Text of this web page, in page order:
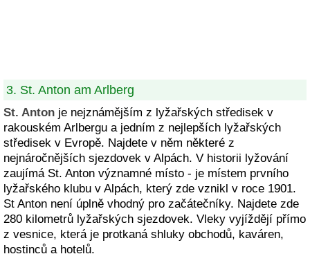
3. St. Anton am Arlberg
St. Anton je nejznámějším z lyžařských středisek v
rakouském Arlbergu a jedním z nejlepších lyžařských
středisek v Evropě. Najdete v něm některé z
nejnáročnějších sjezdovek v Alpách. V historii lyžování
zaujímá St. Anton významné místo - je místem prvního
lyžařského klubu v Alpách, který zde vznikl v roce 1901.
St Anton není úplně vhodný pro začátečníky. Najdete zde
280 kilometrů lyžařských sjezdovek. Vleky vyjíždějí přímo
z vesnice, která je protkaná shluky obchodů, kaváren,
hostinců a hotelů.